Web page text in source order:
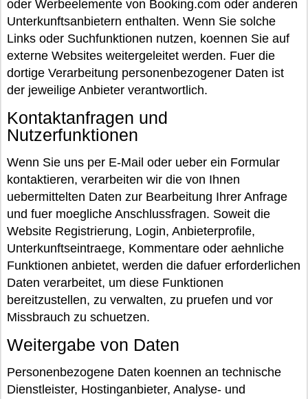
oder Werbeelemente von Booking.com oder anderen
Unterkunftsanbietern enthalten. Wenn Sie solche
Links oder Suchfunktionen nutzen, koennen Sie auf
externe Websites weitergeleitet werden. Fuer die
dortige Verarbeitung personenbezogener Daten ist
der jeweilige Anbieter verantwortlich.
Kontaktanfragen und
Nutzerfunktionen
Wenn Sie uns per E-Mail oder ueber ein Formular
kontaktieren, verarbeiten wir die von Ihnen
uebermittelten Daten zur Bearbeitung Ihrer Anfrage
und fuer moegliche Anschlussfragen. Soweit die
Website Registrierung, Login, Anbieterprofile,
Unterkunftseintraege, Kommentare oder aehnliche
Funktionen anbietet, werden die dafuer erforderlichen
Daten verarbeitet, um diese Funktionen
bereitzustellen, zu verwalten, zu pruefen und vor
Missbrauch zu schuetzen.
Weitergabe von Daten
Personenbezogene Daten koennen an technische
Dienstleister, Hostinganbieter, Analyse- und